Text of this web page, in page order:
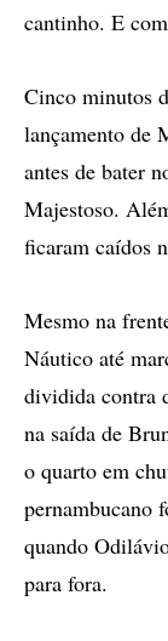
cantinho. E
Cinco minutos
lançamento de
antes de bater
Majestoso.
ficaram caídos
Mesmo na
Náutico até
dividida contra
na saída de
o quarto em
pernambucano
quando
para fora.